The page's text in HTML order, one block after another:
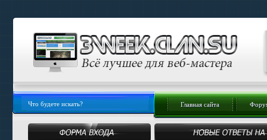
Главная сайта